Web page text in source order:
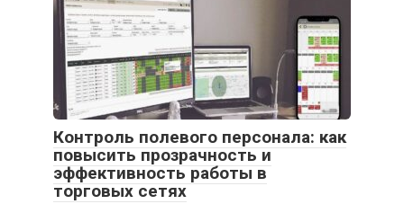
Контроль полевого персонала: как
повысить прозрачность и
эффективность работы в
торговых сетях